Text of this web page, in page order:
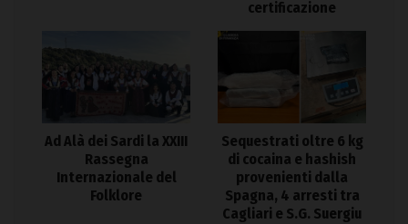
certificazione
Ad Alà dei Sardi la XXIII
Rassegna
Internazionale del
Folklore
Sequestrati oltre 6 kg
di cocaina e hashish
provenienti dalla
Spagna, 4 arresti tra
Cagliari e S.G. Suergiu